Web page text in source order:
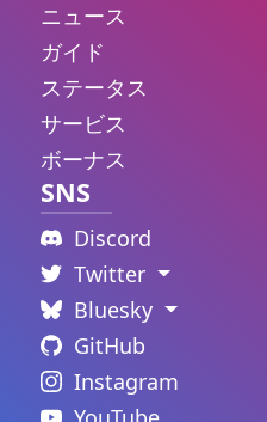
ニュース
ガイド
ステータス
サービス
ボーナス
SNS
Discord
Twitter
Bluesky
GitHub
Instagram